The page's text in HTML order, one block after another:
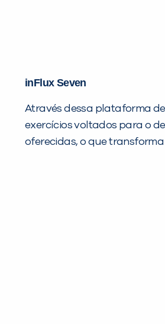
inFlux Seven
Através dessa plataforma
exercícios voltados para o
oferecidas, o que